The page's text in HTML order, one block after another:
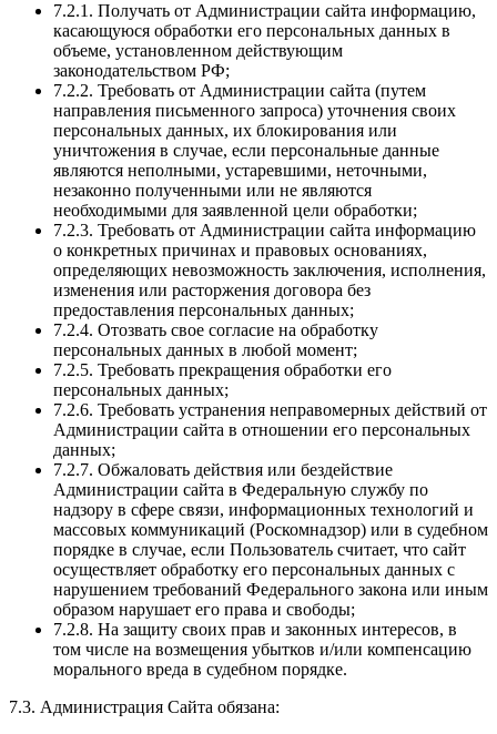
7.2.1. Получать от Администрации сайта информацию,
касающуюся обработки его персональных данных в
объеме, установленном действующим
законодательством РФ;
7.2.2. Требовать от Администрации сайта (путем
направления письменного запроса) уточнения своих
персональных данных, их блокирования или
уничтожения в случае, если персональные данные
являются неполными, устаревшими, неточными,
незаконно полученными или не являются
необходимыми для заявленной цели обработки;
7.2.3. Требовать от Администрации сайта информацию
о конкретных причинах и правовых основаниях,
определяющих невозможность заключения, исполнения,
изменения или расторжения договора без
предоставления персональных данных;
7.2.4. Отозвать свое согласие на обработку
персональных данных в любой момент;
7.2.5. Требовать прекращения обработки его
персональных данных;
7.2.6. Требовать устранения неправомерных действий от
Администрации сайта в отношении его персональных
данных;
7.2.7. Обжаловать действия или бездействие
Администрации сайта в Федеральную службу по
надзору в сфере связи, информационных технологий и
массовых коммуникаций (Роскомнадзор) или в судебном
порядке в случае, если Пользователь считает, что сайт
осуществляет обработку его персональных данных с
нарушением требований Федерального закона или иным
образом нарушает его права и свободы;
7.2.8. На защиту своих прав и законных интересов, в
том числе на возмещения убытков и/или компенсацию
морального вреда в судебном порядке.
7.3. Администрация Сайта обязана: